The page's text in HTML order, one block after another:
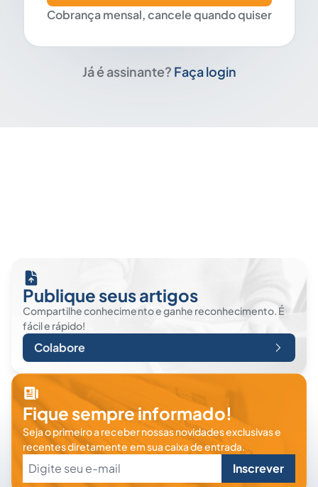
Cobrança mensal, cancele quando quiser
Já é assinante? Faça login
Publique seus artigos
Compartilhe conhecimento e ganhe reconhecimento. É
fácil e rápido!
Colabore
Fique sempre informado!
Seja o primeiro a receber nossas novidades exclusivas e
recentes diretamente em sua caixa de entrada.
Inscrever